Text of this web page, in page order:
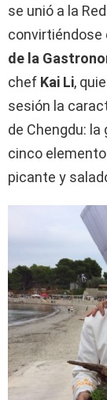
se unió a la
convirtiéndose
de la
chef Kai Li,
sesión la
de Chengdu:
cinco
picante y